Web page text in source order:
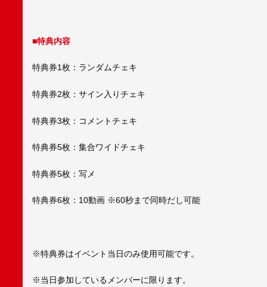
■特典内容
特典券1枚：ランダムチェキ
特典券2枚：サイン入りチェキ
特典券3枚：コメントチェキ
特典券5枚：集合ワイドチェキ
特典券5枚：写メ
特典券6枚：10動画 ※60秒まで同時だし可能
※特典券はイベント当日のみ使用可能です。
※当日参加しているメンバーに限ります。